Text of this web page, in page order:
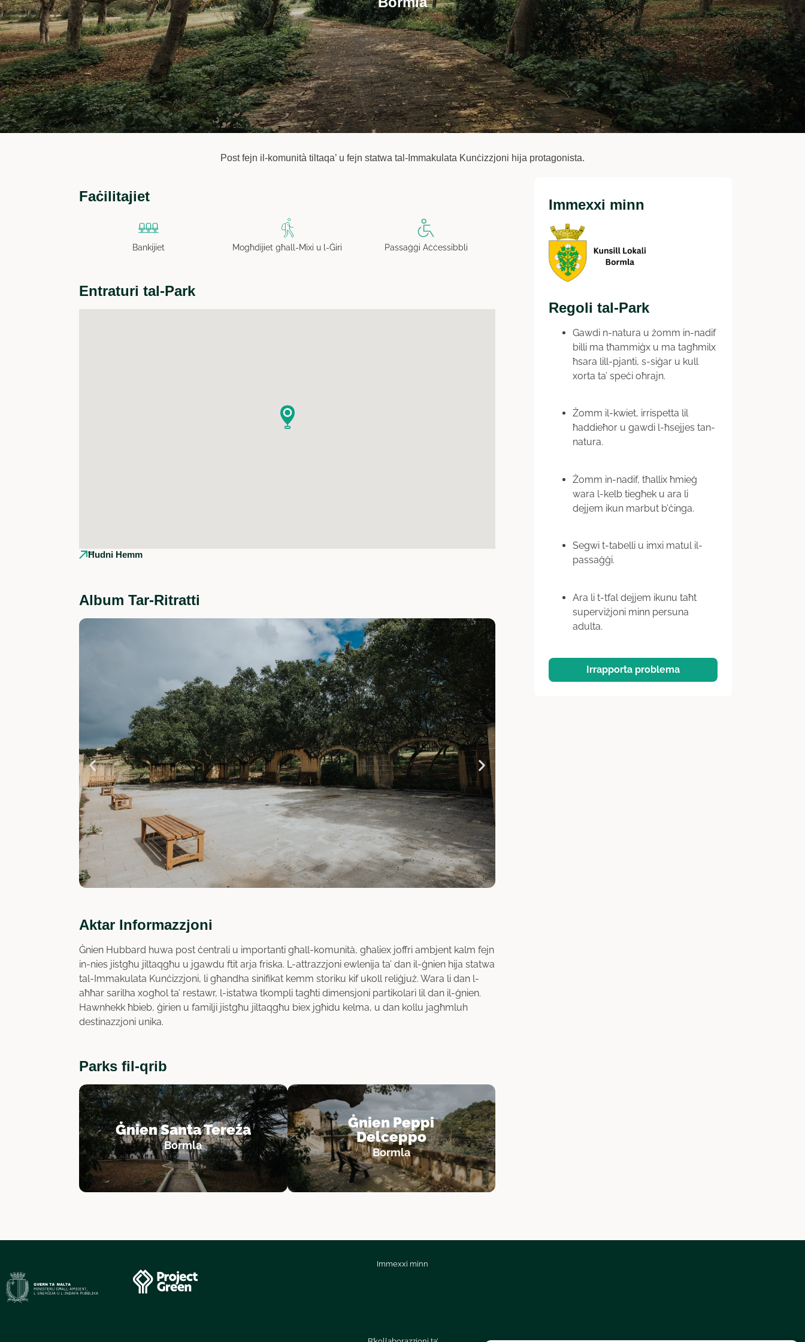
Post fejn il-komunità tiltaqa’ u fejn statwa tal-Immakulata Kunċizzjoni hija protagonista.
Faċilitajiet
Bankijiet Mogħdijiet għall-Mixi u l-Ġiri Passaġġi Aċċessibbli
Entraturi tal-Park
Ħudni Hemm
Album Tar-Ritratti
Aktar Informazzjoni
Ġnien Hubbard huwa post ċentrali u importanti għall-komunità, għaliex joffri ambjent kalm fejn
in-nies jistgħu jiltaqgħu u jgawdu ftit arja friska. L-attrazzjoni ewlenija ta’ dan il-ġnien hija statwa
tal-Immakulata Kunċizzjoni, li għandha sinifikat kemm storiku kif ukoll reliġjuż. Wara li dan l-
aħħar sarilha xogħol ta’ restawr, l-istatwa tkompli tagħti dimensjoni partikolari lil dan il-ġnien.
Hawnhekk ħbieb, ġirien u familji jistgħu jiltaqgħu biex jgħidu kelma, u dan kollu jagħmluh
destinazzjoni unika.
Parks fil-qrib
Ġnien Santa Tereża
Bormla
Ġnien Peppi
Delceppo
Bormla
Immexxi minn
Regoli tal-Park
Gawdi n-natura u żomm in-nadif
billi ma tħammiġx u ma tagħmilx
ħsara lill-pjanti, s-siġar u kull
xorta ta’ speċi oħrajn.
Żomm il-kwiet, irrispetta lil
ħaddieħor u gawdi l-ħsejjes tan-
natura.
Żomm in-nadif, tħallix ħmieġ
wara l-kelb tiegħek u ara li
dejjem ikun marbut b’ċinga.
Segwi t-tabelli u imxi matul il-
passaġġi.
Ara li t-tfal dejjem ikunu taħt
superviżjoni minn persuna
adulta.
Irrapporta problema
Immexxi minn